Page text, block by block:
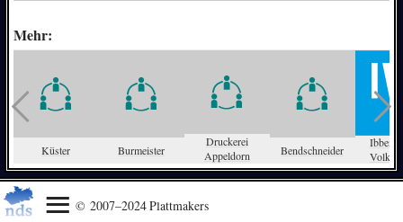
Mehr:
Küster Burmeister
Druckerei
Appeldorn
Bendschneider
© 2007–2024 Plattmakers